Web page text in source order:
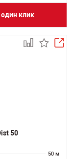
один клик
50
50 м